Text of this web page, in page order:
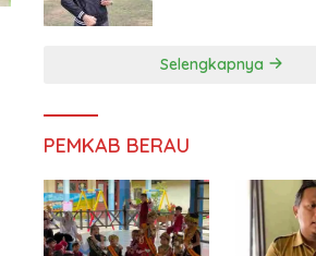
Selengkapnya
PEMKAB BERAU